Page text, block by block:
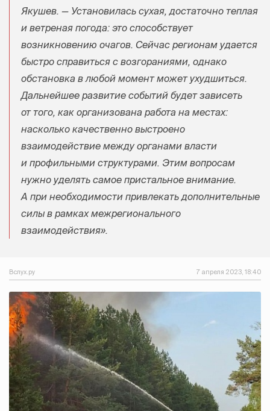
Якушев. — Установилась сухая, достаточно теплая
и ветреная погода: это способствует
возникновению очагов. Сейчас регионам удается
быстро справиться с возгораниями, однако
обстановка в любой момент может ухудшиться.
Дальнейшее развитие событий будет зависеть
от того, как организована работа на местах:
насколько качественно выстроено
взаимодействие между органами власти
и профильными структурами. Этим вопросам
нужно уделять самое пристальное внимание.
А при необходимости привлекать дополнительные
силы в рамках межрегионального
взаимодействия».
Вслух.ру 7 апреля 2023, 18:40